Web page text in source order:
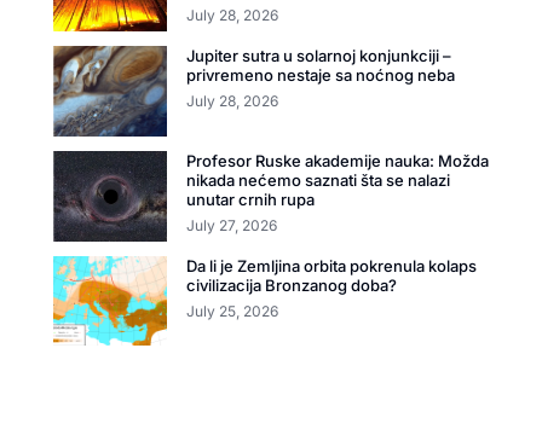
July 28, 2026
Jupiter sutra u solarnoj konjunkciji –
privremeno nestaje sa noćnog neba
July 28, 2026
Profesor Ruske akademije nauka: Možda
nikada nećemo saznati šta se nalazi
unutar crnih rupa
July 27, 2026
Da li je Zemljina orbita pokrenula kolaps
civilizacija Bronzanog doba?
July 25, 2026